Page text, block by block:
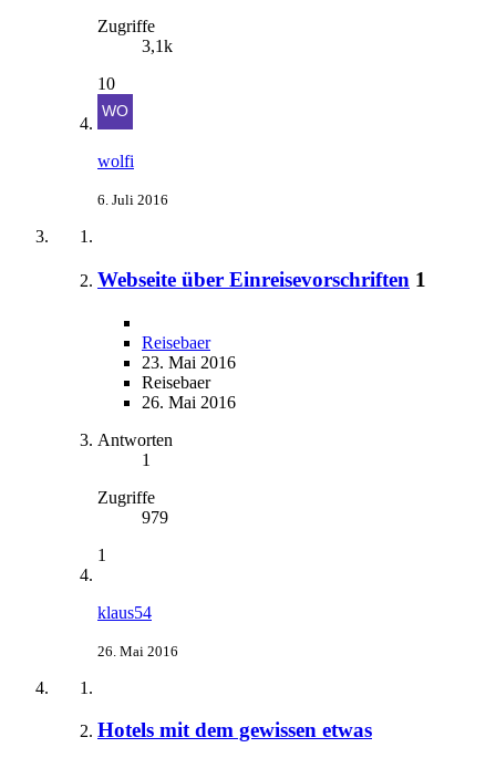
Zugriffe
3,1k
10
wolfi
6. Juli 2016
Webseite über Einreisevorschriften 1
Reisebaer
23. Mai 2016
Reisebaer
26. Mai 2016
Antworten
1
Zugriffe
979
1
klaus54
26. Mai 2016
Hotels mit dem gewissen etwas